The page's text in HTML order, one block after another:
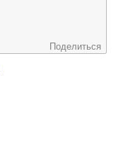
Поделиться